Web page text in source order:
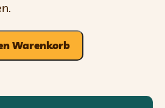
Warenkorb